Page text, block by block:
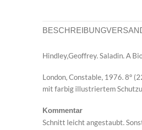
BESCHREIBUNG
Hindley,Geoffrey. Saladin. A
London, Constable, 1976. 8°
mit farbig illustriertem
Kommentar
Schnitt leicht angestaubt.